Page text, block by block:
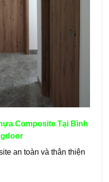
Composite Tại Bình
an toàn và thân thiện